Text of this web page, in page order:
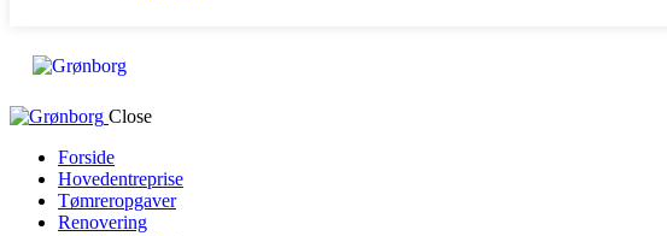
Close
Forside
Hovedentreprise
Tømreropgaver
Renovering